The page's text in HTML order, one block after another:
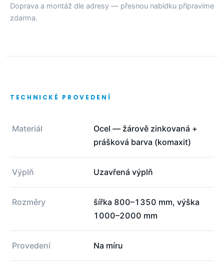
Doprava a montáž dle adresy — přesnou nabídku připravíme
zdarma.
TECHNICKÉ PROVEDENÍ
Materiál
Ocel — žárově zinkovaná +
prášková barva (komaxit)
Výplň Uzavřená výplň
Rozměry
šířka 800–1350 mm, výška
1000–2000 mm
Provedení Na míru